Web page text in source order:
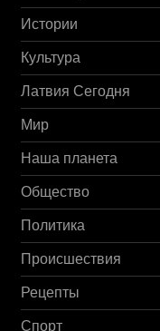
Истории
Культура
Латвия Сегодня
Мир
Наша планета
Общество
Политика
Происшествия
Рецепты
Спорт